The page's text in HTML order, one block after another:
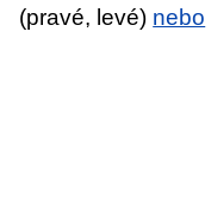
(pravé, levé) nebo